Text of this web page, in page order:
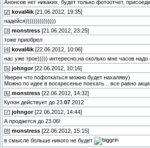
Анонсов нет никаких, будет только фотоотчет,
[2] koval4ik [21.06.2012, 19:35]
надейся)))))))))))))))
[3] monstress [21.06.2012, 23:25]
тоже приобрел
[4] koval4ik [22.06.2012, 10:06]
нас уже трое))))) интересно,на сколько мне часов
[5] johngor[22.06.2012, 10:16]
Уверен что пофоткаться можно будет нахаляву)
Можно по идее в воскресенье поехать... все равно
[6] monstress [22.06.2012, 14:32]
Купон действует до 23. 07 .2012
[7] johngor[22.06.2012, 14:44]
А продается до 23.06!
[8] monstress [22.06.2012, 15:15]
в смысле больше никого не будет